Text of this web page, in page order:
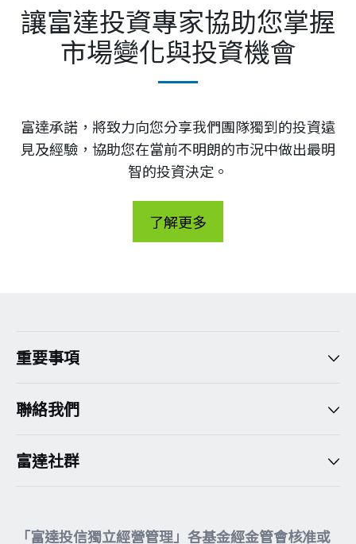
讓富達投資專家協助您掌握
市場變化與投資機會
富達承諾，將致力向您分享我們團隊獨到的投資遠
見及經驗，協助您在當前不明朗的市況中做出最明
智的投資決定。
重要事項
聯絡我們
富達社群
「富達投信獨立經營管理」各基金經金管會核准或